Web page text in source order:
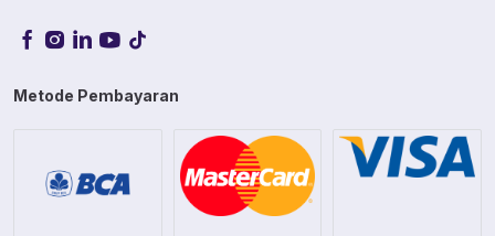
Metode Pembayaran